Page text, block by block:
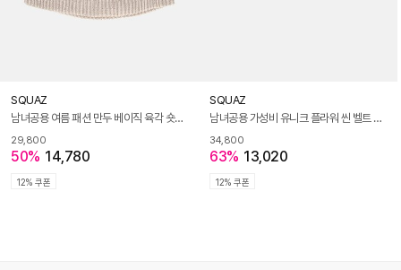
SQUAZ
남녀공용 여름 패션 만두 베이직 육각 숏비니 SD827
29,800
50% 14,780
12% 쿠폰
SQUAZ
남녀공용 가성비 유니크 플라워 씬 벨트 STG094
34,800
63% 13,020
12% 쿠폰